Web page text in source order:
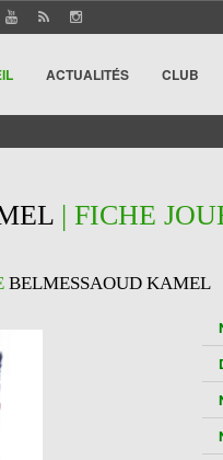
ACTUALITÉS CLUB
| FICHE
BELMESSAOUD KAMEL